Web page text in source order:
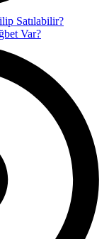
Satılabilir?
Var?